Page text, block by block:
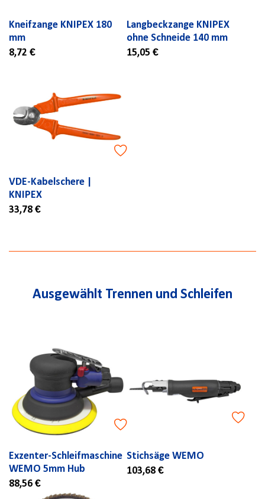
Kneifzange KNIPEX 180
mm
8,72 €
Langbeckzange KNIPEX
ohne Schneide 140 mm
15,05 €
VDE-Kabelschere |
KNIPEX
33,78 €
Ausgewählt Trennen und Schleifen
Exzenter-Schleifmaschine
WEMO 5mm Hub
88,56 €
Stichsäge WEMO
103,68 €